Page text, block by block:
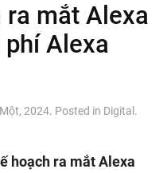
mắt Alexa
Alexa
2024. Posted in Digital .
hoạch ra mắt Alexa